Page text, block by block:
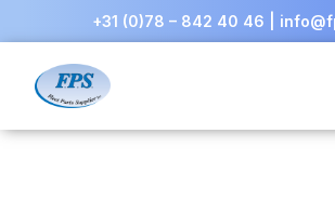
+31 (0)78 – 842 40 46